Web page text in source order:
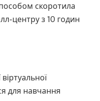
скоротила
центру з 10 годин
для навчання